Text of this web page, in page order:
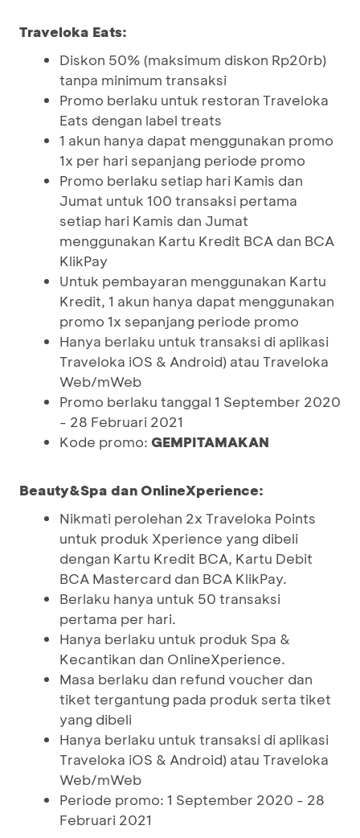
Traveloka Eats:
Diskon 50% (maksimum diskon Rp20rb)
tanpa minimum transaksi
Promo berlaku untuk restoran Traveloka
Eats dengan label treats
1 akun hanya dapat menggunakan promo
1x per hari sepanjang periode promo
Promo berlaku setiap hari Kamis dan
Jumat untuk 100 transaksi pertama
setiap hari Kamis dan Jumat
menggunakan Kartu Kredit BCA dan BCA
KlikPay
Untuk pembayaran menggunakan Kartu
Kredit, 1 akun hanya dapat menggunakan
promo 1x sepanjang periode promo
Hanya berlaku untuk transaksi di aplikasi
Traveloka iOS & Android) atau Traveloka
Web/mWeb
Promo berlaku tanggal 1 September 2020
- 28 Februari 2021
Kode promo: GEMPITAMAKAN
Beauty&Spa dan OnlineXperience:
Nikmati perolehan 2x Traveloka Points
untuk produk Xperience yang dibeli
dengan Kartu Kredit BCA, Kartu Debit
BCA Mastercard dan BCA KlikPay.
Berlaku hanya untuk 50 transaksi
pertama per hari.
Hanya berlaku untuk produk Spa &
Kecantikan dan OnlineXperience.
Masa berlaku dan refund voucher dan
tiket tergantung pada produk serta tiket
yang dibeli
Hanya berlaku untuk transaksi di aplikasi
Traveloka iOS & Android) atau Traveloka
Web/mWeb
Periode promo: 1 September 2020 - 28
Februari 2021